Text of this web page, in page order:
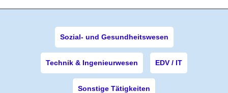
Sozial- und Gesundheitswesen
Technik & Ingenieurwesen EDV / IT
Sonstige Tätigkeiten